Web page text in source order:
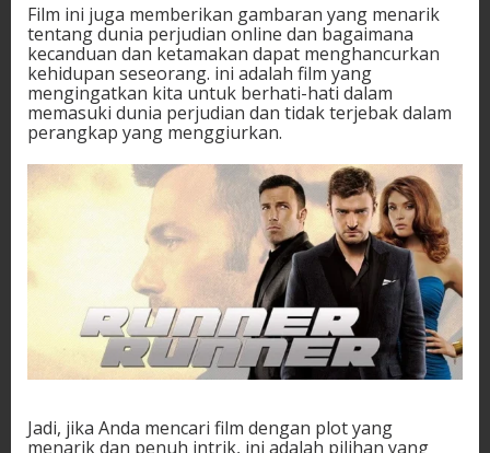
Film ini juga memberikan gambaran yang menarik
tentang dunia perjudian online dan bagaimana
kecanduan dan ketamakan dapat menghancurkan
kehidupan seseorang. ini adalah film yang
mengingatkan kita untuk berhati-hati dalam
memasuki dunia perjudian dan tidak terjebak dalam
perangkap yang menggiurkan.
Jadi, jika Anda mencari film dengan plot yang
menarik dan penuh intrik, ini adalah pilihan yang